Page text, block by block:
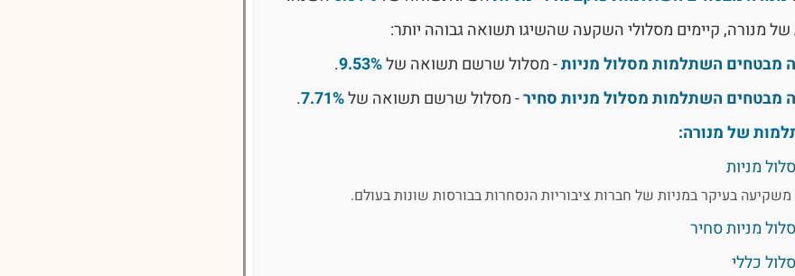
מנורה, קיימים מסלולי השקעה שהשיגו תשואה גבוהה יותר:
מבטחים השתלמות מסלול מניות- מסלול שרשם תשואה של9.53%
.
מבטחים השתלמות מסלול מניות סחיר- מסלול שרשם תשואה של7.71%
.
של מנורה:
מניות
בעיקר במניות של חברות ציבוריות הנסחרות בבורסות שונות בעולם.
מניות סחיר
כללי